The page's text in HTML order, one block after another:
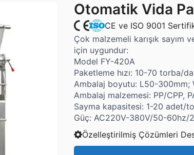
Otomatik Vida
CE ve ISO 9001
Çok malzemeli karışık sayım
için uygundur:
Model FY-420A
Paketleme hızı: 10-70 torba/
Ambalaj boyutu: L50-300mm;
Ambalaj malzemesi: PP/CPP,
Sayma kapasitesi: 1-20 adet/
Güç: AC220V-380V/50-60hz/
Özelleştirilmiş Çözümleri